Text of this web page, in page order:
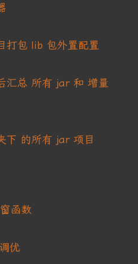
打包 lib 包外置配置
汇总 所有 jar 和 增量
下 的所有 jar 项目
函数
优